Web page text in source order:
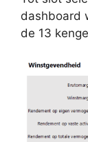
dashboard
de 13